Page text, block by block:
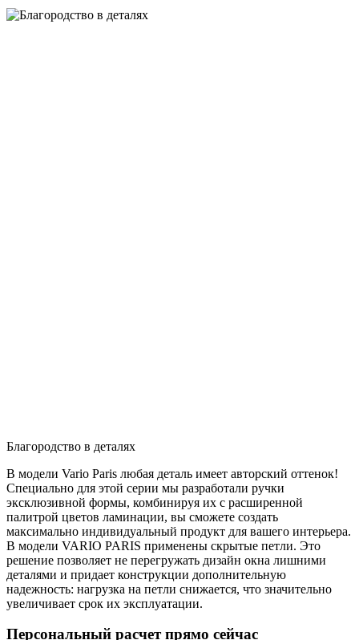
Благородство в деталях
В модели Vario Paris любая деталь имеет авторский оттенок!
Специально для этой серии мы разработали ручки
эксклюзивной формы, комбинируя их с расширенной
палитрой цветов ламинации, вы сможете создать
максимально индивидуальный продукт для вашего интерьера.
В модели VARIO PARIS применены скрытые петли. Это
решение позволяет не перегружать дизайн окна лишними
деталями и придает конструкции дополнительную
надежность: нагрузка на петли снижается, что значительно
увеличивает срок их эксплуатации.
Персональный расчет прямо сейчас